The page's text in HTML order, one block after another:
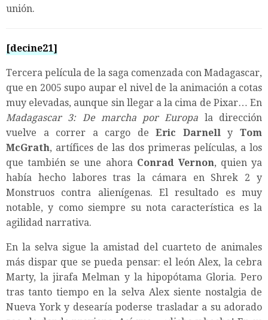
unión.
[decine21]
Tercera película de la saga comenzada con Madagascar,
que en 2005 supo aupar el nivel de la animación a cotas
muy elevadas, aunque sin llegar a la cima de Pixar… En
Madagascar 3: De marcha por Europa la dirección
vuelve a correr a cargo deEric Darnell yTom
McGrath, artífices de las dos primeras películas, a los
que también se une ahora Conrad Vernon, quien ya
había hecho labores tras la cámara en Shrek 2 y
Monstruos contra alienígenas. El resultado es muy
notable, y como siempre su nota característica es la
agilidad narrativa.
En la selva sigue la amistad del cuarteto de animales
más dispar que se pueda pensar: el león Alex, la cebra
Marty, la jirafa Melman y la hipopótama Gloria. Pero
tras tanto tiempo en la selva Alex siente nostalgia de
Nueva York y desearía poderse trasladar a su adorado